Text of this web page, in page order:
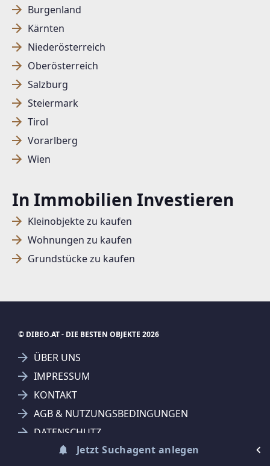
Burgenland
Kärnten
Niederösterreich
Oberösterreich
Salzburg
Steiermark
Tirol
Vorarlberg
Wien
In Immobilien Investieren
Kleinobjekte zu kaufen
Wohnungen zu kaufen
Grundstücke zu kaufen
Jetzt Suchagent anlegen
SUCHAGENT ANLEGEN FÜR DIE
AKTUELLEN SUCHKRITERIEN
Ich stimme der Verarbeitung meiner Daten, wie
in den
© DIBEO.AT - DIE BESTEN OBJEKTE 2026
ÜBER UNS
IMPRESSUM
KONTAKT
AGB & NUTZUNGSBEDINGUNGEN
DATENSCHUTZ